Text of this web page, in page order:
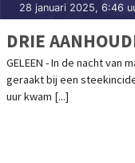
28 januari 2025, 6:46
DRIE
GELEEN - In de nacht van
geraakt bij een
uur kwam [...]